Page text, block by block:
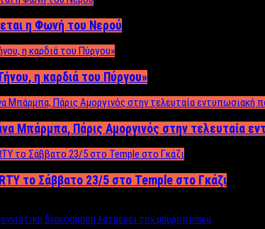
η Φωνή του Νερού
η καρδιά του Πύργου»
Μπάρμπα, Πάρις Αμοργινός στην τελευταία
το Σάββατο 23/5 στο Temple στο Γκάζι